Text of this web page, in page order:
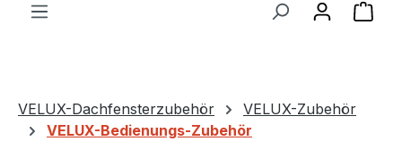
VELUX-Dachfensterzubehör
VELUX-Zubehör
VELUX-Bedienungs-Zubehör